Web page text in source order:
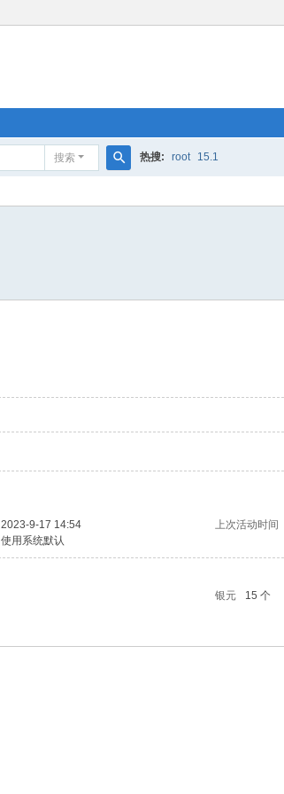
搜索
索
热搜: root 15.1
2023-9-17 14:54 上次活动时间
使用系统默认
银元
15 个